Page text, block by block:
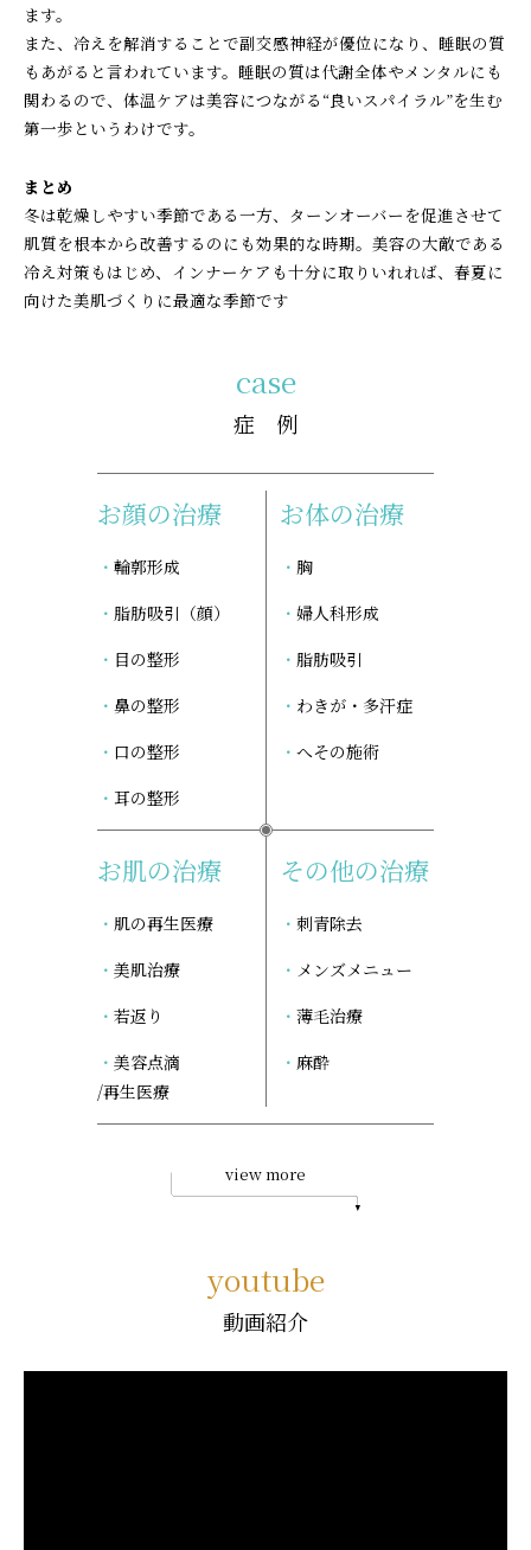
ます。
また、冷えを解消することで副交感神経が優位になり、睡眠の質
もあがると言われています。睡眠の質は代謝全体やメンタルにも
関わるので、体温ケアは美容につながる“良いスパイラル”を生む
第一歩というわけです。
まとめ
冬は乾燥しやすい季節である一方、ターンオーバーを促進させて
肌質を根本から改善するのにも効果的な時期。美容の大敵である
冷え対策もはじめ、インナーケアも十分に取りいれれば、春夏に
向けた美肌づくりに最適な季節です
case
症 例
お顔の治療
輪郭形成
脂肪吸引（顔）
目の整形
鼻の整形
口の整形
耳の整形
お体の治療
胸
婦人科形成
脂肪吸引
わきが・多汗症
へその施術
お肌の治療
肌の再生医療
美肌治療
若返り
美容点滴
/再生医療
その他の治療
刺青除去
メンズメニュー
薄毛治療
麻酔
view more
youtube
動画紹介